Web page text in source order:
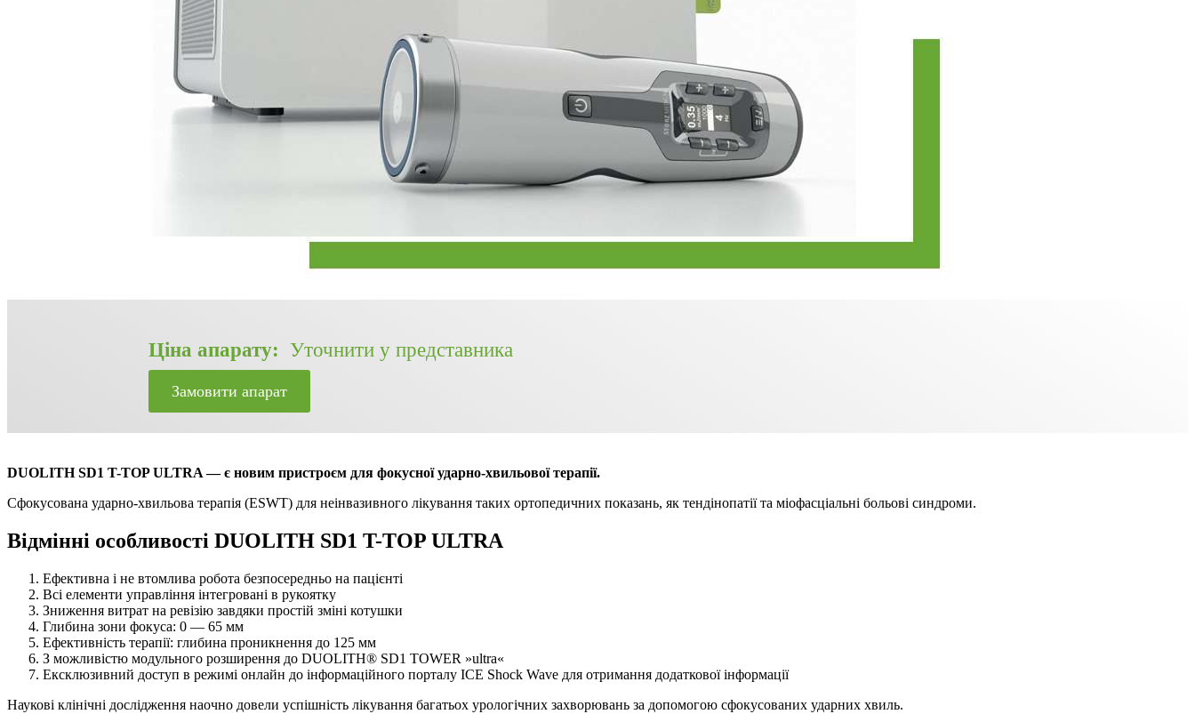
Ціна апарату: Уточнити у представника
Замовити апарат
DUOLITH SD1 T-TOP ULTRA — є новим пристроєм для фокусної ударно-хвильової терапії.
Сфокусована ударно-хвильова терапія (ESWT) для неінвазивного лікування таких ортопедичних показань, як тендінопатії та міофасціальні больові синдроми.
Відмінні особливості DUOLITH SD1 T-TOP ULTRA
Ефективна і не втомлива робота безпосередньо на пацієнті
Всі елементи управління інтегровані в рукоятку
Зниження витрат на ревізію завдяки простій зміні котушки
Глибина зони фокуса: 0 — 65 мм
Ефективність терапії: глибина проникнення до 125 мм
З можливістю модульного розширення до DUOLITH® SD1 TOWER »ultra«
Ексклюзивний доступ в режимі онлайн до інформаційного порталу ICE Shock Wave для отримання додаткової інформації
Наукові клінічні дослідження наочно довели успішність лікування багатьох урологічних захворювань за допомогою сфокусованих ударних хвиль.